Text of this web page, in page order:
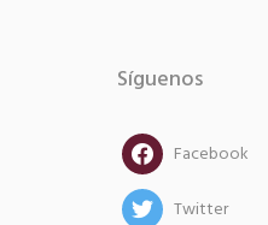
Síguenos
facebookFacebook
twitterTwitter